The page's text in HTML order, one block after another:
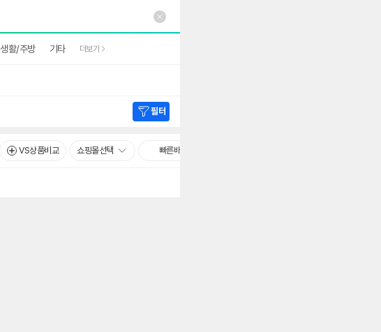
생활/주방 기타 더보기
필터
VS상품비교 쇼핑몰선택 빠른배송